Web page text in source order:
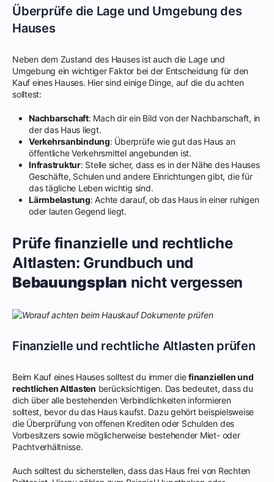
Überprüfe die Lage und Umgebung des
Hauses
Neben dem Zustand des Hauses ist auch die Lage und
Umgebung ein wichtiger Faktor bei der Entscheidung für den
Kauf eines Hauses. Hier sind einige Dinge, auf die du achten
solltest:
Nachbarschaft: Mach dir ein Bild von der Nachbarschaft, in
der das Haus liegt.
Verkehrsanbindung: Überprüfe wie gut das Haus an
öffentliche Verkehrsmittel angebunden ist.
Infrastruktur: Stelle sicher, dass es in der Nähe des Hauses
Geschäfte, Schulen und andere Einrichtungen gibt, die für
das tägliche Leben wichtig sind.
Lärmbelastung: Achte darauf, ob das Haus in einer ruhigen
oder lauten Gegend liegt.
Prüfe finanzielle und rechtliche
Altlasten: Grundbuch und
Bebauungsplan nicht vergessen
Finanzielle und rechtliche Altlasten prüfen
Beim Kauf eines Hauses solltest du immer diefinanziellen und
rechtlichen Altlasten berücksichtigen. Das bedeutet, dass du
dich über alle bestehenden Verbindlichkeiten informieren
solltest, bevor du das Haus kaufst. Dazu gehört beispielsweise
die Überprüfung von offenen Krediten oder Schulden des
Vorbesitzers sowie möglicherweise bestehender Miet- oder
Pachtverhältnisse.
Auch solltest du sicherstellen, dass das Haus frei von Rechten